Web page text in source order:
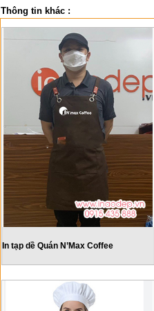
Thông tin khác :
In tạp dề Quán N’Max Coffee